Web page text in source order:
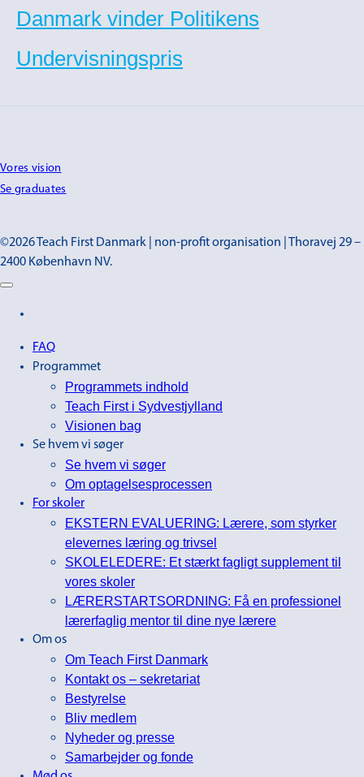
Danmark vinder Politikens
Undervisningspris
Vores vision
Se graduates
©2026 Teach First Danmark | non-profit organisation | Thoravej 29 –
2400 København NV.
FAQ
Programmet
Programmets indhold
Teach First i Sydvestjylland
Visionen bag
Se hvem vi søger
Se hvem vi søger
Om optagelsesprocessen
For skoler
EKSTERN EVALUERING: Lærere, som styrker
elevernes læring og trivsel
SKOLELEDERE: Et stærkt fagligt supplement til
vores skoler
LÆRERSTARTSORDNING: Få en professionel
lærerfaglig mentor til dine nye lærere
Om os
Om Teach First Danmark
Kontakt os – sekretariat
Bestyrelse
Bliv medlem
Nyheder og presse
Samarbejder og fonde